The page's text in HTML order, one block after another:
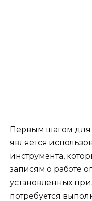
Первым шагом для
является
инструмента,
записям о работе
установленных
потребуется